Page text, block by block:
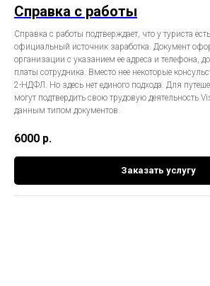
Справка с работы
Справка с работы подтверждает, что у туриста
официальный источник заработка. Документ
организации с указанием ее адреса и телефона,
платы сотрудника. Вместо нее некоторые
2-НДФЛ. Но здесь нет единого подхода. Для
могут подтвердить свою трудовую деятельность
данным типом документов.
6000 р.
Заказать услугу